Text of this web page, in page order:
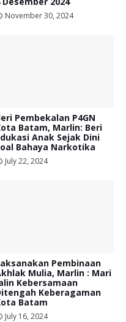
November 30, 2024
Pembekalan P4GN
Batam, Marlin: Beri
Anak Sejak Dini
Bahaya Narkotika
July 22, 2024
Pembinaan
Mulia, Marlin : Mari
Kebersamaan
Keberagaman
Batam
July 16, 2024